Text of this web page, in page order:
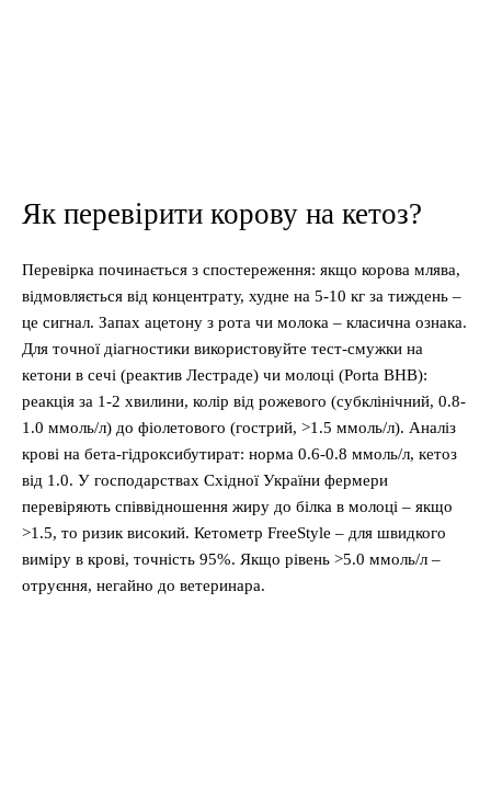
Як перевірити корову на кетоз?
Перевірка починається з спостереження: якщо корова млява,
відмовляється від концентрату, худне на 5-10 кг за тиждень –
це сигнал. Запах ацетону з рота чи молока – класична ознака.
Для точної діагностики використовуйте тест-смужки на
кетони в сечі (реактив Лестраде) чи молоці (Porta BHB):
реакція за 1-2 хвилини, колір від рожевого (субклінічний, 0.8-
1.0 ммоль/л) до фіолетового (гострий, >1.5 ммоль/л). Аналіз
крові на бета-гідроксибутират: норма 0.6-0.8 ммоль/л, кетоз
від 1.0. У господарствах Східної України фермери
перевіряють співвідношення жиру до білка в молоці – якщо
>1.5, то ризик високий. Кетометр FreeStyle – для швидкого
виміру в крові, точність 95%. Якщо рівень >5.0 ммоль/л –
отруєння, негайно до ветеринара.